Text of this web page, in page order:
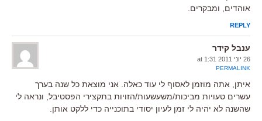
אוהדים, ומבקרים.
REPLY
ענבל קידר
26 יוני 2011 at 1:31
PERMALINK
איתן, אתה מוזמן לאסוף לי עוד כאלה. אני מוצאת כל שנה בערך
עשרים טעויות מביכות/משעשעות/הזויות בתקצירי הפסטיבל, ונראה לי
שהשנה לא יהיה לי זמן לעיון יסודי בתוכנייה כדי ללקט אותן.